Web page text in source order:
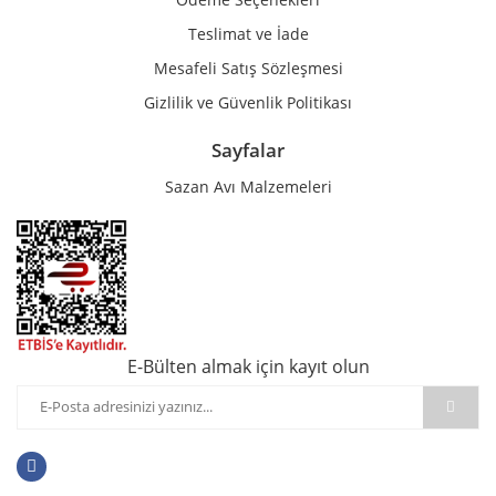
Teslimat ve İade
Mesafeli Satış Sözleşmesi
Gizlilik ve Güvenlik Politikası
Sayfalar
Sazan Avı Malzemeleri
E-Bülten almak için kayıt olun